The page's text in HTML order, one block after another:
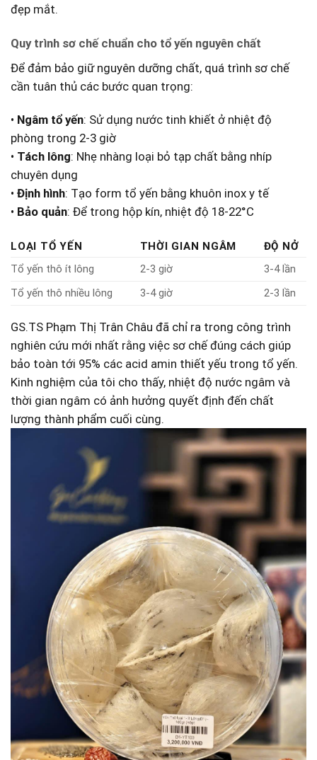
đẹp mắt.
Quy trình sơ⁣ chế chuẩn cho tổ yến​ nguyên chất
Để đảm bảo giữ nguyên dưỡng chất, quá trình sơ chế
cần tuân thủ các bước quan trọng:
• Ngâm tổ yến: Sử dụng nước tinh khiết ở nhiệt độ
phòng trong 2-3 giờ
• Tách lông: Nhẹ⁤ nhàng loại bỏ tạp chất bằng nhíp
chuyên dụng
• Định hình: Tạo form tổ yến bằng khuôn inox y tế
• Bảo quản: Để trong hộp kín, nhiệt độ 18-22°C
LOẠI TỔ YẾN THỜI GIAN NGÂM
ĐỘ NỞ
Tổ yến thô ⁣ít lông
2-3 giờ
3-4 lần
Tổ yến thô nhiều lông
3-4 giờ 2-3 ⁣lần
GS.TS Phạm Thị Trân Châu đã chỉ ra trong công​ trình
nghiên cứu mới nhất rằng việc sơ chế đúng cách giúp
bảo toàn tới 95% các acid amin ⁤thiết⁣ yếu trong ⁢tổ yến.
Kinh nghiệm của tôi cho thấy, nhiệt độ nước ngâm và
thời gian ngâm có ảnh hưởng quyết định đến chất
lượng thành phẩm cuối cùng.